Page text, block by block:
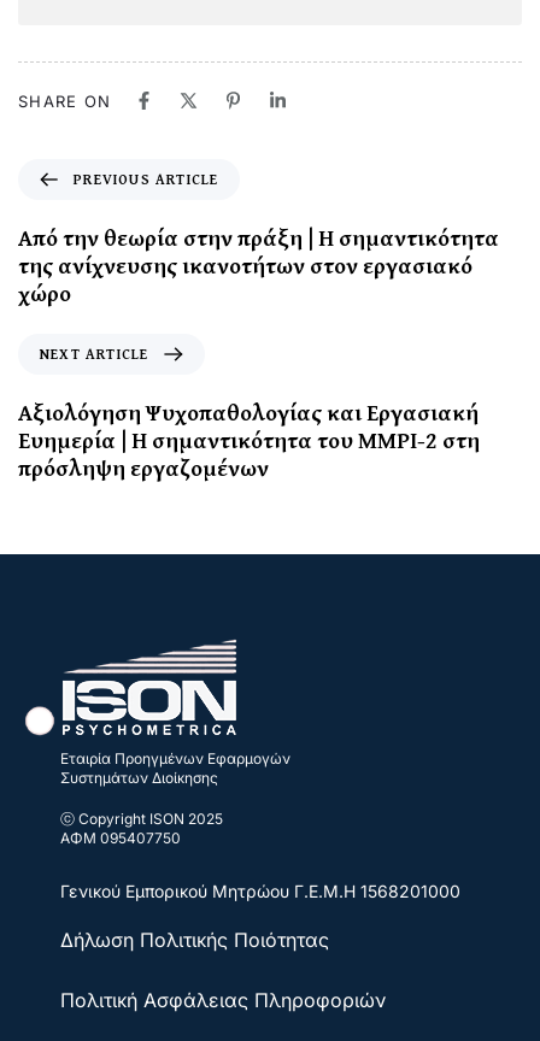
SHARE ON
PREVIOUS ARTICLE
Από την θεωρία στην πράξη | Η σημαντικότητα
της ανίχνευσης ικανοτήτων στον εργασιακό
χώρο
NEXT ARTICLE
Αξιολόγηση Ψυχοπαθολογίας και Εργασιακή
Ευημερία | Η σημαντικότητα του MMPI-2 στη
πρόσληψη εργαζομένων
Εταιρία Προηγμένων Εφαρμογών
Συστημάτων Διοίκησης
ⓒ Copyright ISON 2025
ΑΦΜ 095407750
Γενικού Εμπορικού Μητρώου Γ.Ε.Μ.Η 1568201000
Δήλωση Πολιτικής Ποιότητας
Πολιτική Ασφάλειας Πληροφοριών